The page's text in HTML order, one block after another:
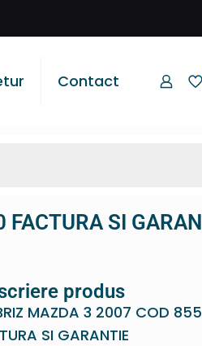
Contact
SI
produs
MAZDA 3 2007 COD
SI GARANTIE